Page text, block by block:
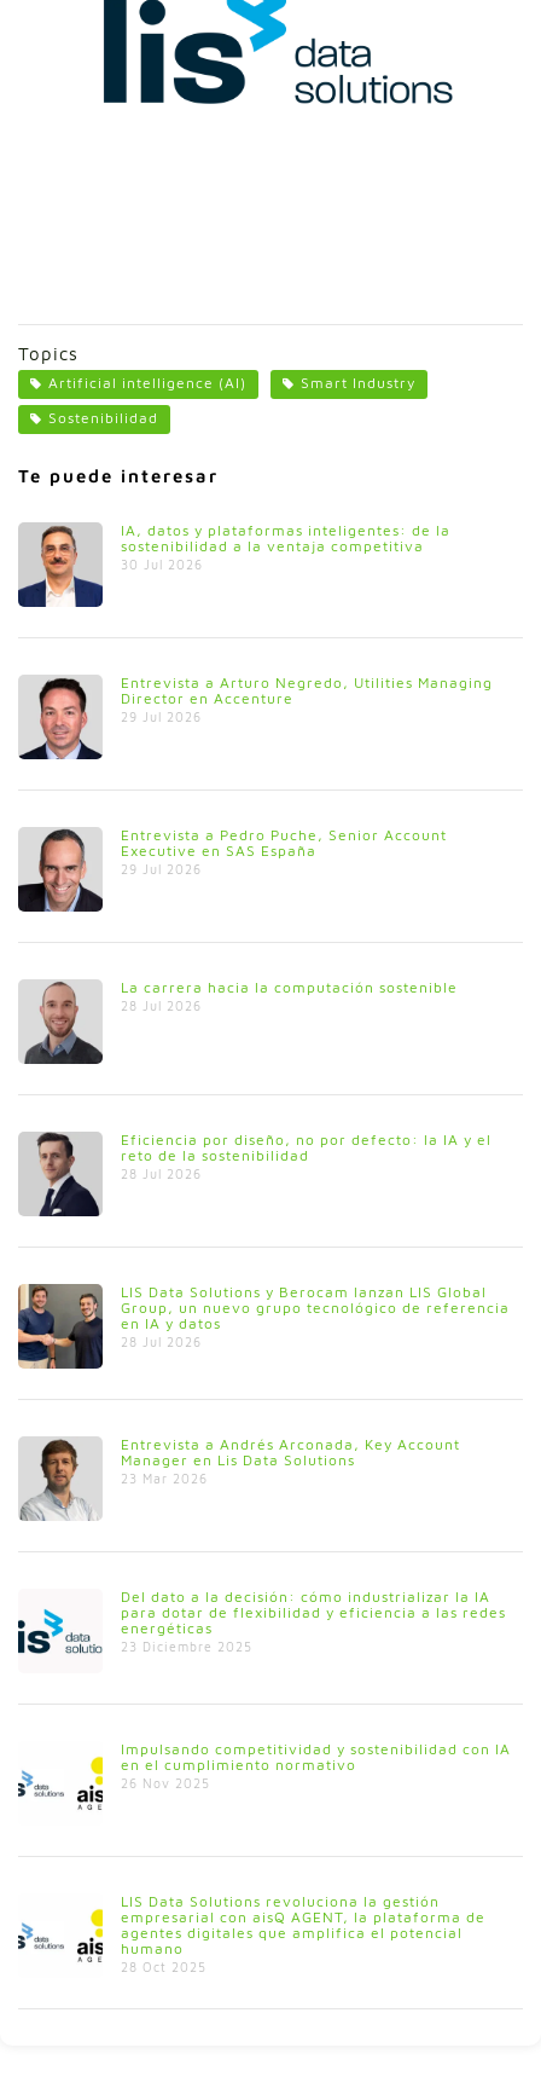
Topics
Artificial intelligence (AI)
Smart Industry
Sostenibilidad
Te puede interesar
IA, datos y plataformas inteligentes: de la
sostenibilidad a la ventaja competitiva
30 Jul 2026
Entrevista a Arturo Negredo, Utilities Managing
Director en Accenture
29 Jul 2026
Entrevista a Pedro Puche, Senior Account
Executive en SAS España
29 Jul 2026
La carrera hacia la computación sostenible
28 Jul 2026
Eficiencia por diseño, no por defecto: la IA y el
reto de la sostenibilidad
28 Jul 2026
LIS Data Solutions y Berocam lanzan LIS Global
Group, un nuevo grupo tecnológico de referencia
en IA y datos
28 Jul 2026
Entrevista a Andrés Arconada, Key Account
Manager en Lis Data Solutions
23 Mar 2026
Del dato a la decisión: cómo industrializar la IA
para dotar de flexibilidad y eficiencia a las redes
energéticas
23 Diciembre 2025
Impulsando competitividad y sostenibilidad con IA
en el cumplimiento normativo
26 Nov 2025
LIS Data Solutions revoluciona la gestión
empresarial con aisQ AGENT, la plataforma de
agentes digitales que amplifica el potencial
humano
28 Oct 2025